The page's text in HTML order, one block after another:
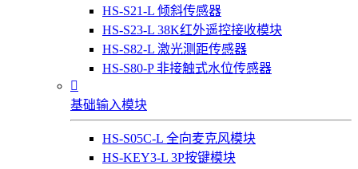
HS-S21-L 倾斜传感器
HS-S23-L 38K红外遥控接收模块
HS-S82-L 激光测距传感器
HS-S80-P 非接触式水位传感器

基础输入模块
HS-S05C-L 全向麦克风模块
HS-KEY3-L 3P按键模块